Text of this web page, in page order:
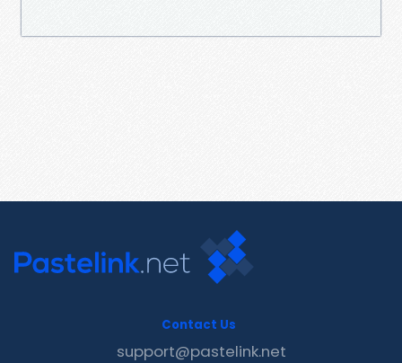
Contact Us
support@pastelink.net